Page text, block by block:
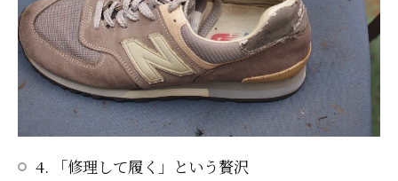
4. 「修理して履く」という贅沢